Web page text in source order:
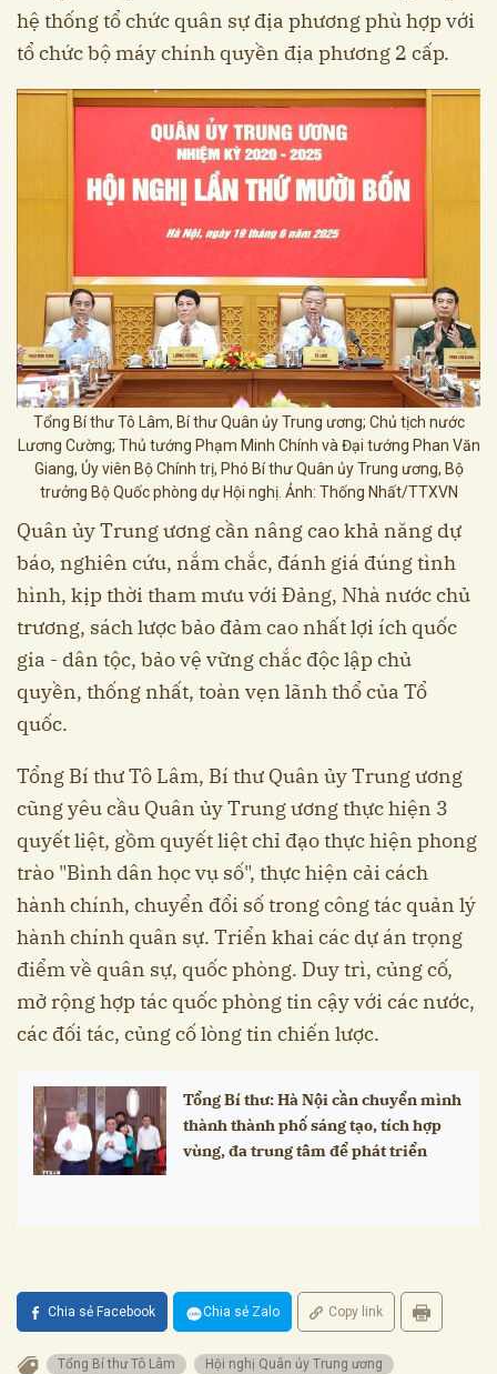
hệ thống tổ chức quân sự địa phương phù hợp với
tổ chức bộ máy chính quyền địa phương 2 cấp.
Tổng Bí thư Tô Lâm, Bí thư Quân ủy Trung ương; Chủ tịch nước
Lương Cường; Thủ tướng Phạm Minh Chính và Đại tướng Phan Văn
Giang, Ủy viên Bộ Chính trị, Phó Bí thư Quân ủy Trung ương, Bộ
trưởng Bộ Quốc phòng dự Hội nghị. Ảnh: Thống Nhất/TTXVN
Quân ủy Trung ương cần nâng cao khả năng dự
báo, nghiên cứu, nắm chắc, đánh giá đúng tình
hình, kịp thời tham mưu với Đảng, Nhà nước chủ
trương, sách lược bảo đảm cao nhất lợi ích quốc
gia - dân tộc, bảo vệ vững chắc độc lập chủ
quyền, thống nhất, toàn vẹn lãnh thổ của Tổ
quốc.
Tổng Bí thư Tô Lâm, Bí thư Quân ủy Trung ương
cũng yêu cầu Quân ủy Trung ương thực hiện 3
quyết liệt, gồm quyết liệt chỉ đạo thực hiện phong
trào "Bình dân học vụ số", thực hiện cải cách
hành chính, chuyển đổi số trong công tác quản lý
hành chính quân sự. Triển khai các dự án trọng
điểm về quân sự, quốc phòng. Duy trì, củng cố,
mở rộng hợp tác quốc phòng tin cậy với các nước,
các đối tác, củng cố lòng tin chiến lược.
Tổng Bí thư: Hà Nội cần chuyển mình
thành thành phố sáng tạo, tích hợp
vùng, đa trung tâm để phát triển
Chia sẻ Facebook Chia sẻ Zalo Copy link
Tổng Bí thư Tô Lâm
Hội nghị Quân ủy Trung ương